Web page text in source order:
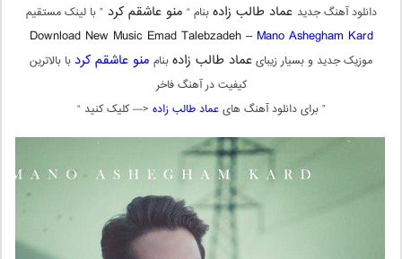
دانلود آهنگ جدید عماد طالب زادهبنام “ منو عاشقم کرد” با لینک مستقیم
Download New Music Emad Talebzadeh – Mano Ashegham Kard
موزیک جدید و بسیار زیبایعماد طالب زادهبنام منو عاشقم کرد با بالاترین
کیفیت در آهنگ فاخر
” برای دانلود آهنگ هایعماد طالب زاده <— کلیک کنید “